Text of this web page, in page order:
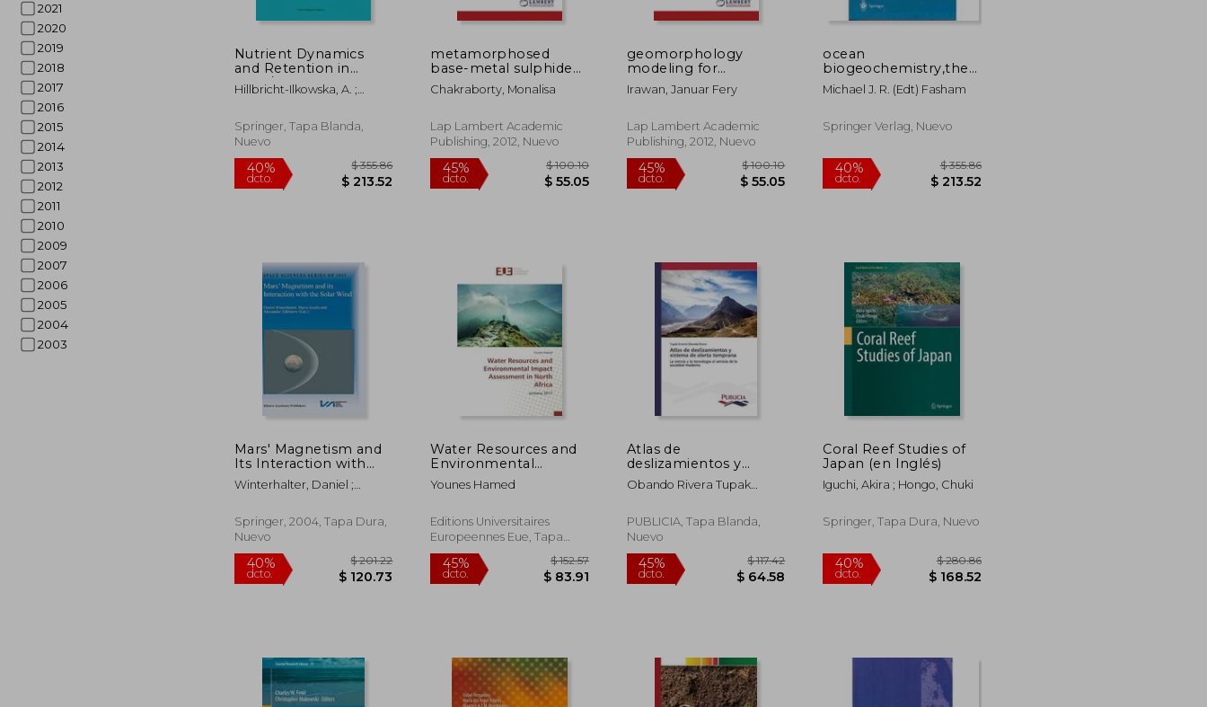
2021
2020
2019
2018
2017
2016
2015
2014
2013
2012
2011
2010
2009
2007
2006
2005
2004
2003
45% 45% $ 52.72 45% $ 63.87 40%
Nutrient Dynamics
and Retention in
Land/Water Ecotones
of Lowland,
Rivers (en Inglés)
Hillbricht-Ilkowska, A. ;
Springer, Tapa Blanda,
Nuevo
40%
dcto.
$ 355.86
$ 213.52
metamorphosed
base-metal sulphide
deposits in rampura-
agucha, india (en
Chakraborty, Monalisa
Lap Lambert Academic
Publishing, 2012, Nuevo
45%
dcto.
$ 100.10
$ 55.05
geomorphology
modeling for
meandering river (en
Inglés)
Irawan, Januar Fery
Lap Lambert Academic
Publishing, 2012, Nuevo
45%
dcto.
$ 100.10
$ 55.05
ocean
biogeochemistry,the
role of the ocean
carbon cycle in the
Michael J. R. (edt) Fasham
Springer Verlag, Nuevo
40%
dcto.
Mars' Magnetism and
Its Interaction with
the Solar Wind (en
Inglés)
Winterhalter, Daniel ;
Alexander
Springer, 2004, Tapa Dura,
Nuevo
Water Resources and
Environmental
Impact Assessment in
North Africa: wreiana
Younes Hamed
Editions Universitaires
Europeennes Eue, Tapa
Blanda, Nuevo
Atlas de
deslizamientos y
sistema de alerta
temprana
Obando Rivera Tupak
PUBLICIA, Tapa Blanda,
Nuevo
Coral Reef Studies of
Japan (en Inglés)
Iguchi, Akira ; Hongo, Chuki
Springer, Tapa Dura, Nuevo